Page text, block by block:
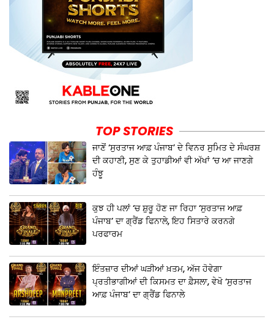
TOP STORIES
ਜਾਣੋਂ ‘ਸੁਰਤਾਜ ਆਫ਼ ਪੰਜਾਬ’ ਦੇ ਵਿਨਰ ਸੁਮਿਤ ਦੇ ਸੰਘਰਸ਼
ਦੀ ਕਹਾਣੀ, ਸੁਣ ਕੇ ਤੁਹਾਡੀਆਂ ਵੀ ਅੱਖਾਂ ‘ਚ ਆ ਜਾਣਗੇ
ਹੰਝੂ
ਕੁਝ ਹੀ ਪਲਾਂ ‘ਚ ਸ਼ੁਰੂ ਹੋਣ ਜਾ ਰਿਹਾ ‘ਸੁਰਤਾਜ ਆਫ਼
ਪੰਜਾਬ’ ਦਾ ਗ੍ਰੈਂਡ ਫਿਨਾਲੇ, ਇਹ ਸਿਤਾਰੇ ਕਰਨਗੇ
ਪਰਫਾਰਮ
ਇੰਤਜ਼ਾਰ ਦੀਆਂ ਘੜੀਆਂ ਖ਼ਤਮ, ਅੱਜ ਹੋਵੇਗਾ
ਪ੍ਰਤੀਭਾਗੀਆਂ ਦੀ ਕਿਸਮਤ ਦਾ ਫ਼ੈਸਲਾ, ਵੇਖੋ ‘ਸੁਰਤਾਜ
ਆਫ਼ ਪੰਜਾਬ’ ਦਾ ਗ੍ਰੈਂਡ ਫਿਨਾਲੇ